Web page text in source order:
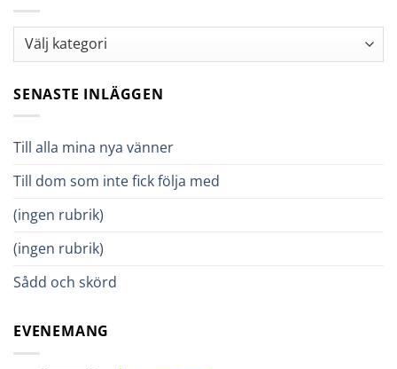
Kategorier
SENASTE INLÄGGEN
Till alla mina nya vänner
Till dom som inte fick följa med
(ingen rubrik)
(ingen rubrik)
Sådd och skörd
EVENEMANG